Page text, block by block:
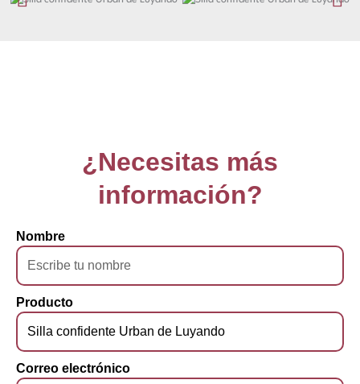
¿Necesitas más
información?
Nombre
Producto
Correo electrónico